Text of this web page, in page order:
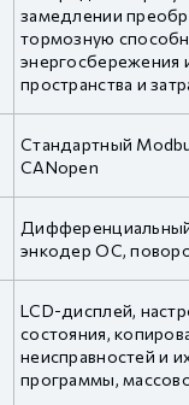
замедлении
тормозную
энергосбережения
пространства и
Стандартный
CANopen
энкодер OC,
LCD-дисплей,
состояния,
неисправностей и
программы,